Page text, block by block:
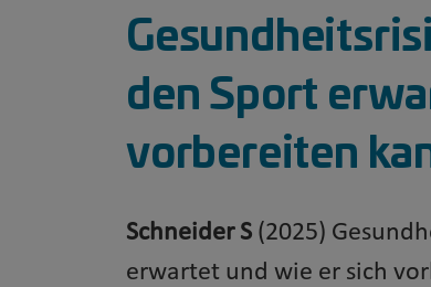
den Sport
vorbereiten
Schneider S (2025)
erwartet und wie er sich